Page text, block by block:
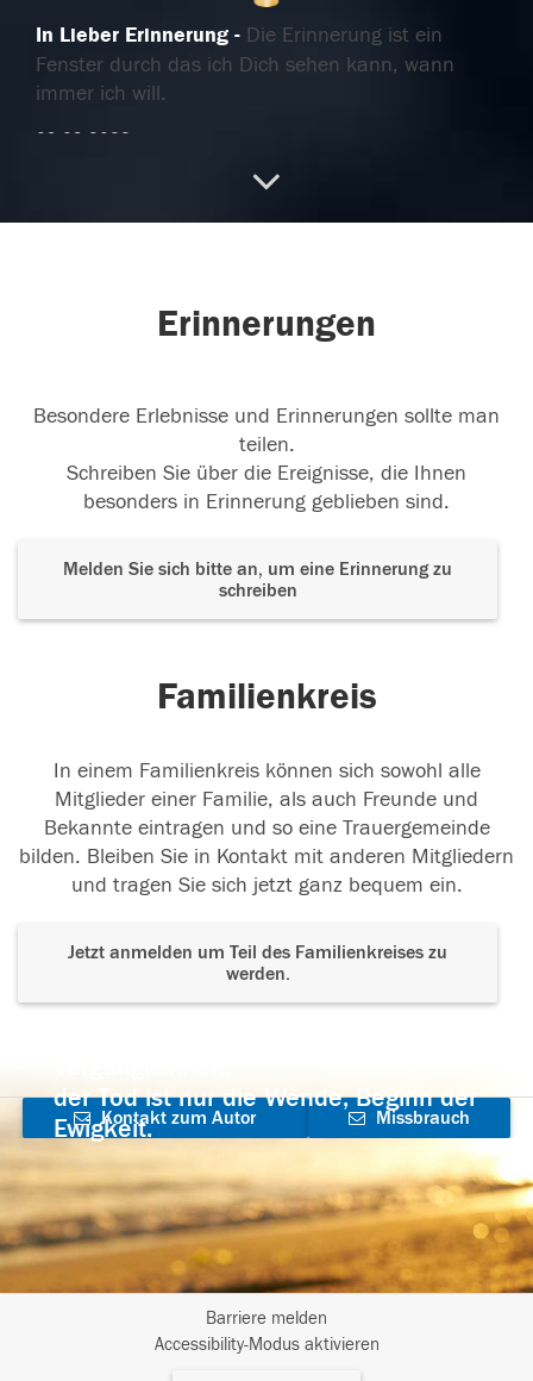
In Lieber Erinnerung
Die Erinnerung ist ein
Fenster durch das ich Dich sehen kann, wann
immer ich will.
09.09.2022
Erinnerungen
Besondere Erlebnisse und Erinnerungen sollte man
teilen.
Schreiben Sie über die Ereignisse, die Ihnen
besonders in Erinnerung geblieben sind.
Melden Sie sich bitte an, um eine Erinnerung zu
schreiben
Familienkreis
In einem Familienkreis können sich sowohl alle
Mitglieder einer Familie, als auch Freunde und
Bekannte eintragen und so eine Trauergemeinde
bilden. Bleiben Sie in Kontakt mit anderen Mitgliedern
und tragen Sie sich jetzt ganz bequem ein.
Jetzt anmelden um Teil des Familienkreises zu
werden.
der Tod ist nur die Wende, Beginn der
Ewigkeit.
Kontakt zum Autor
aufnehmen
Missbrauch
Barriere melden
Accessibility-Modus aktivieren